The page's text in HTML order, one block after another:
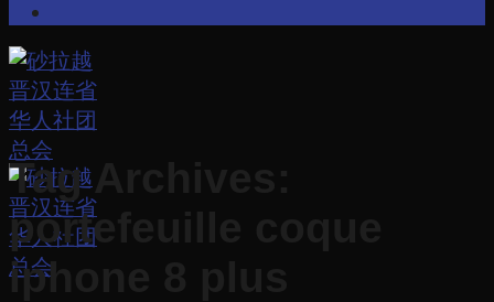
Tag Archives:
portefeuille coque
iphone 8 plus